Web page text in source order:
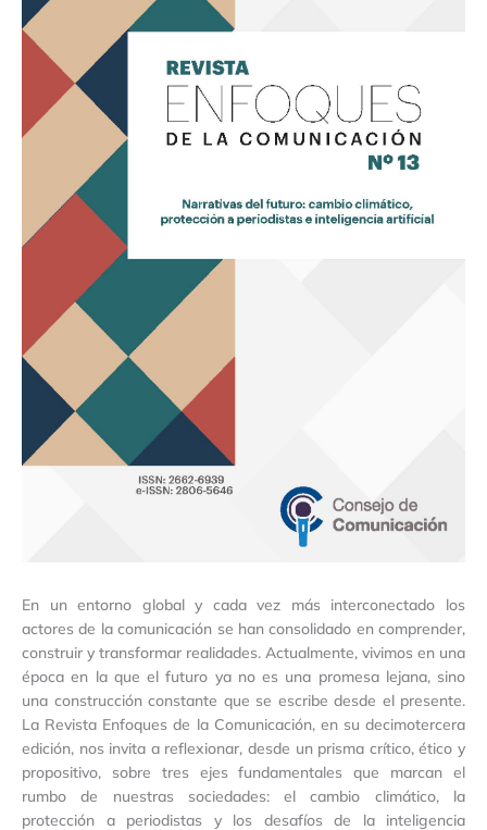
En un entorno global y cada vez más interconectado los
actores de la comunicación se han consolidado en comprender,
construir y transformar realidades. Actualmente, vivimos en una
época en la que el futuro ya no es una promesa lejana, sino
una construcción constante que se escribe desde el presente.
La Revista Enfoques de la Comunicación, en su decimotercera
edición, nos invita a reflexionar, desde un prisma crítico, ético y
propositivo, sobre tres ejes fundamentales que marcan el
rumbo de nuestras sociedades: el cambio climático, la
protección a periodistas y los desafíos de la inteligencia